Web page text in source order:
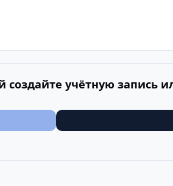
учётную запись